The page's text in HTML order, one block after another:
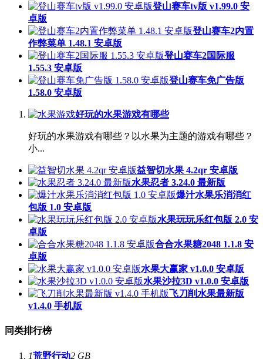
登山赛车tv版 v1.99.0 安
卓版
登山赛车2内置
作弊菜单 1.48.1 安卓版
登山赛车2国际服
1.55.3 安卓版
登山赛车免广告版
1.58.0 安卓版
好玩的水果游戏有哪些
好玩的水果游戏有哪些？以水果为主题的游戏有哪些？
小...
益智切水果 4.2qr 安卓版
水果忍者 3.24.0 最新版
爆汁水果乐消消红
包版 1.0 安卓版
水果玩玩乐红包版 2.0 安
卓版
合合水果糖2048 1.1.8 安
卓版
水果大赢家 v1.0.0 安卓版
水果沙拉3D v1.0.0 安卓版
飞刀削水果最新版
v1.4.0 手机版
同类排行榜
1荒野行动2 GB